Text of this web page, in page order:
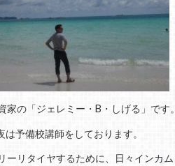
家の「ジェレミー・B・しげる」です。
は予備校講師をしております。
ーリタイヤするために、日々インカム